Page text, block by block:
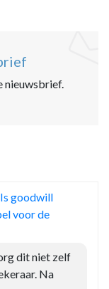
nieuwsbrief.
goodwill
voor de
dit niet zelf
Na